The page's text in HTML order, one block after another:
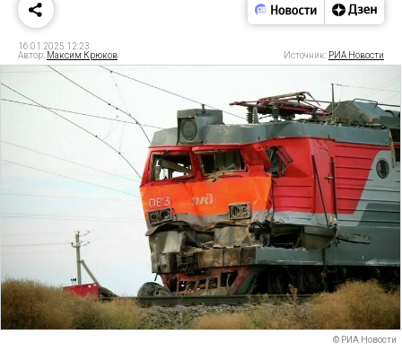
16.01.2025 12:23
Автор: Максим Крюков Источник: РИА Новости
© РИА Новости